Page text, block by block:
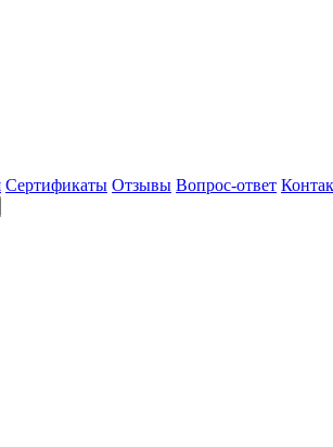
Сертификаты Отзывы Вопрос-ответ